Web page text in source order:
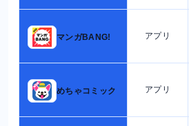
マンガBANG! アプリ
めちゃコミック アプリ